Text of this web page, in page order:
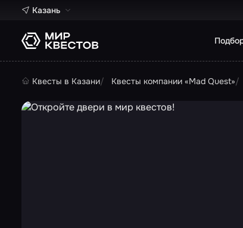
Казань
Квесты в Казани Квесты компании «Mad Quest»